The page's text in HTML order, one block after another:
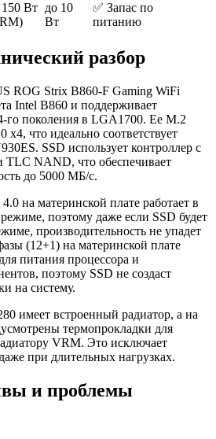
Вт до 10
Вт
✅ Запас по
питанию
разбор
ROG Strix B860-F Gaming WiFi
Intel B860 и поддерживает
го поколения в LGA1700. Ее M.2
x4, что идеально соответствует
SSD использует контроллер с
NAND, что обеспечивает
до 5000 МБ/с.
на материнской плате работает в
поэтому даже если SSD будет
производительность не упадет
(12+1) на материнской плате
питания процессора и
поэтому SSD не создаст
на систему.
имеет встроенный радиатор, а на
термопрокладки для
VRM. Это исключает
при длительных нагрузках.
и проблемы